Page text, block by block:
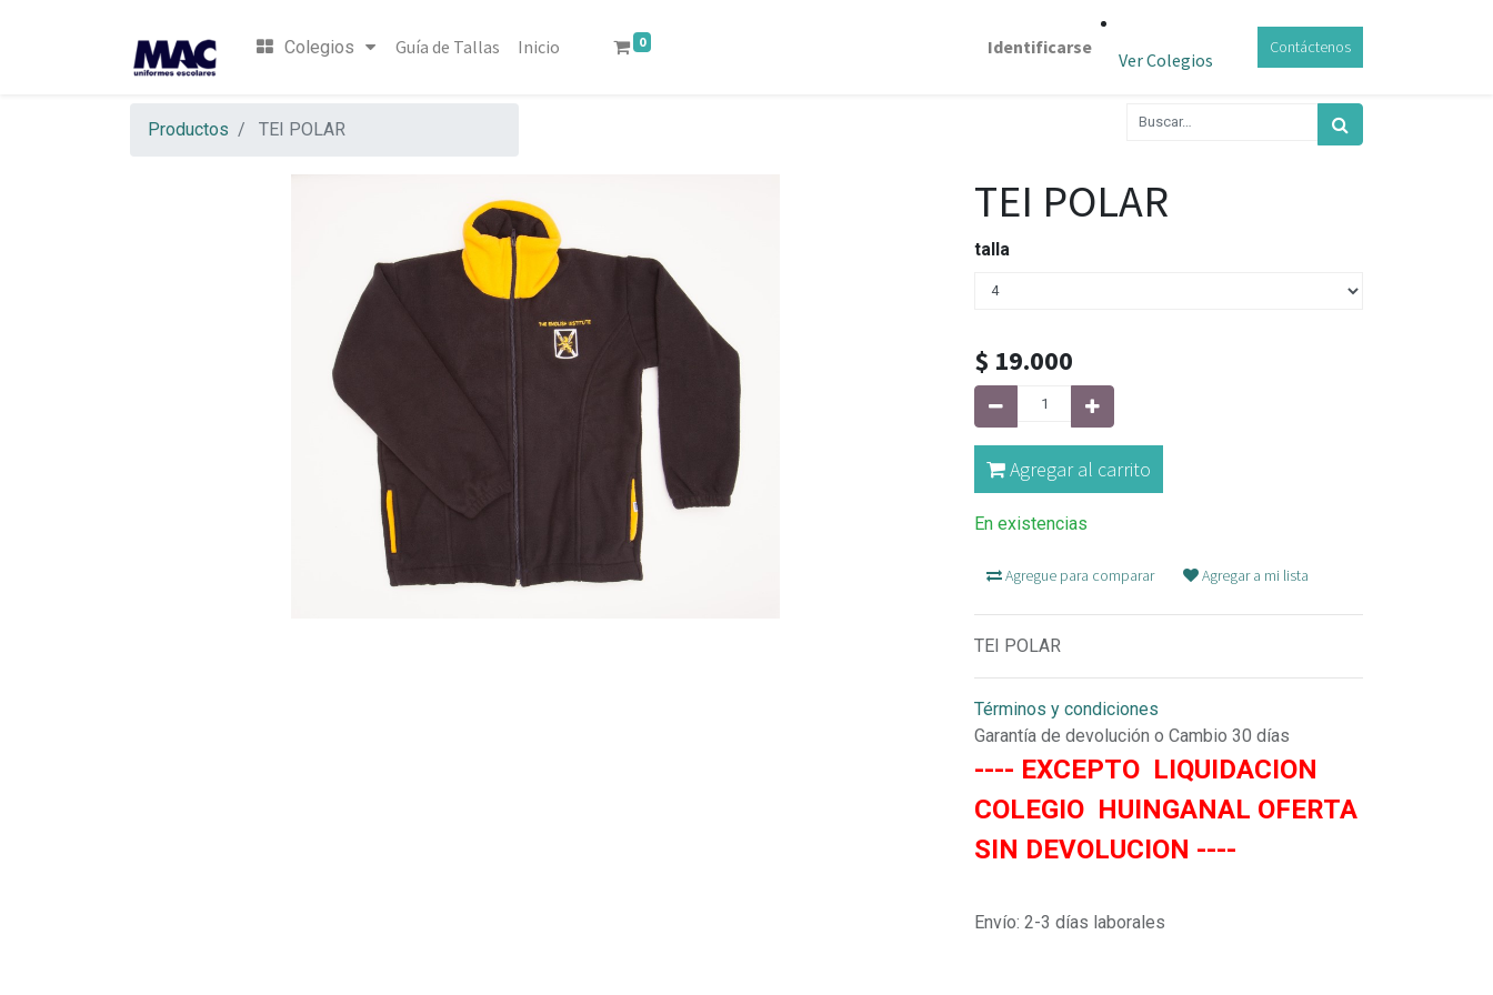
Colegios Guía de Tallas Inicio 0 Identificarse
Ver Colegios
Contáctenos
Productos TEI POLAR
TEI POLAR
talla
$ 19.000
Agregar al carrito
En existencias
Agregue para comparar Agregar a mi lista
TEI POLAR
Términos y condiciones
Garantía de devolución o Cambio 30 días
---- EXCEPTO LIQUIDACION
COLEGIO HUINGANAL OFERTA
SIN DEVOLUCION ----
Envío: 2-3 días laborales